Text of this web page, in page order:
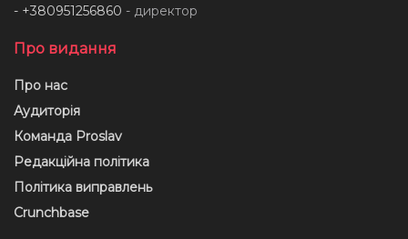
- +380951256860 - директор
Про видання
Про нас
Аудиторія
Команда Proslav
Редакційна політика
Політика виправлень
Crunchbase